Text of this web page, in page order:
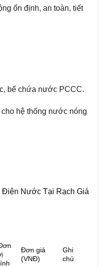
ổn định, an toàn, tiết
bể chứa nước PCCC.
hệ thống nước nóng
Điện Nước Tại Rạch Giá
Đơn giá
(VNĐ)
Ghi
chú